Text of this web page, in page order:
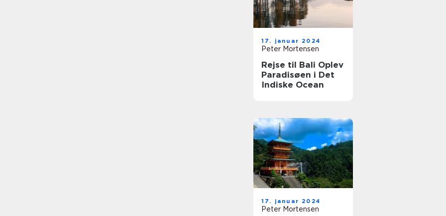
17. januar 2024
Peter Mortensen
Rejse til Bali Oplev
Paradisøen i Det
Indiske Ocean
17. januar 2024
Peter Mortensen